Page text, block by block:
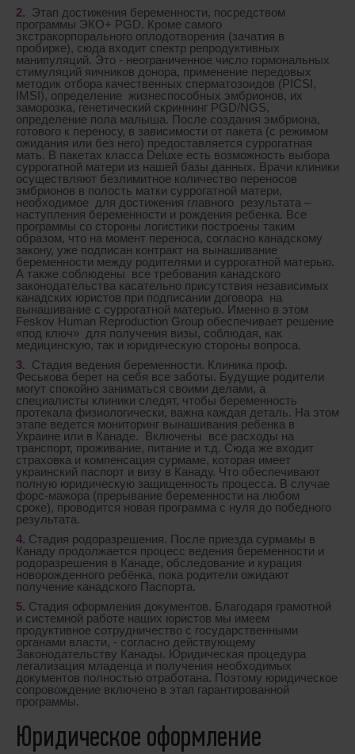
Этап достижения беременности, посредством
программы ЭКО+ PGD. Кроме самого
экстракорпорального оплодотворения (зачатия в
пробирке), сюда входит спектр репродуктивных
манипуляций. Это - неограниченное число гормональных
стимуляций яичников донора, применение передовых
методик отбора качественных сперматозоидов (PICSI,
IMSI), определение жизнеспособных эмбрионов, их
заморозка, генетический скриннинг PGD/NGS,
определение пола малыша. После создания эмбриона,
готового к переносу, в зависимости от пакета (с режимом
ожидания или без него) предоставляется суррогатная
мать. В пакетах класса Deluxе есть возможность выбора
суррогатной матери из нашей базы данных. Врачи клиники
осуществляют безлимитное количество переносов
эмбрионов в полость матки суррогатной матери,
необходимое для достижения главного результата –
наступления беременности и рождения ребенка. Все
программы со стороны логистики построены таким
образом, что на момент переноса, согласно канадскому
закону, уже подписан контракт на вынашивание
беременности между родителями и суррогатной матерью.
А также соблюдены все требования канадского
законодательства касательно присутствия независимых
канадских юристов при подписании договора на
вынашивание с суррогатной матерью. Именно в этом
Feskov Human Reproduction Group обеспечивает решение
«под ключ» для получения визы, соблюдая, как
медицинскую, так и юридическую стороны вопроса.
Стадия ведения беременности. Клиника проф.
Феськова берет на себя все заботы. Будущие родители
могут спокойно заниматься своими делами, а
специалисты клиники следят, чтобы беременность
протекала физиологически, важна каждая деталь. На этом
этапе ведется мониторинг вынашивания ребенка в
Украине или в Канаде. Включены все расходы на
транспорт, проживание, питание и т.д. Сюда же входит
страховка и компенсация сурмаме, которая имеет
украинский паспорт и визу в Канаду. Что обеспечивают
полную юридическую защищенность процесса. В случае
форс-мажора (прерывание беременности на любом
сроке), проводится новая программа с нуля до победного
результата.
Стадия родоразрешения. После приезда сурмамы в
Канаду продолжается процесс ведения беременности и
родоразрешения в Канаде, обследование и курация
новорожденного ребёнка, пока родители ожидают
получение канадского Паспорта.
Стадия оформления документов. Благодаря грамотной
и системной работе наших юристов мы имеем
продуктивное сотрудничество с государственными
органами власти, - согласно действующему
Законодательству Канады. Юридическая процедура
легализация младенца и получения необходимых
документов полностью отработана. Поэтому юридическое
сопровождение включено в этап гарантированной
программы.
Юридическое оформление